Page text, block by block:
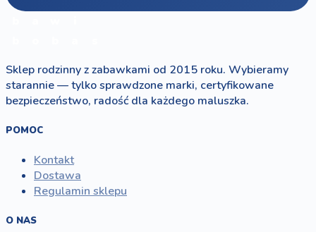
Sklep rodzinny z zabawkami od 2015 roku. Wybieramy
starannie — tylko sprawdzone marki, certyfikowane
bezpieczeństwo, radość dla każdego maluszka.
POMOC
Kontakt
Dostawa
Regulamin sklepu
O NAS